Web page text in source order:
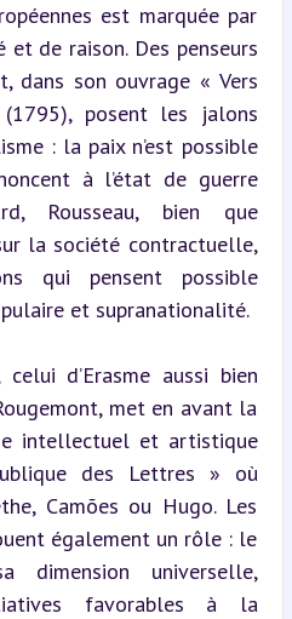
est marquée par
et de raison. Des penseurs
dans son ouvrage « Vers
posent les jalons
: la paix n’est possible
à l’état de guerre
Rousseau, bien que
la société contractuelle,
qui pensent possible
et supranationalité.
celui d’Erasme aussi bien
met en avant la
intellectuel et artistique
des Lettres » où
Camões ou Hugo. Les
également un rôle : le
dimension universelle,
favorables à la